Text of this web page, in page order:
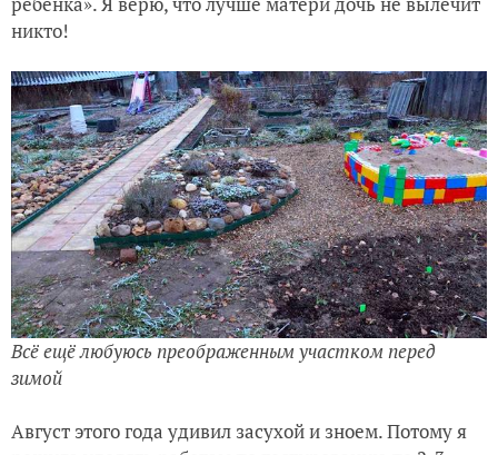
никто!
Всё ещё любуюсь преображенным участком перед
зимой
Август этого года удивил засухой и зноем. Потому я